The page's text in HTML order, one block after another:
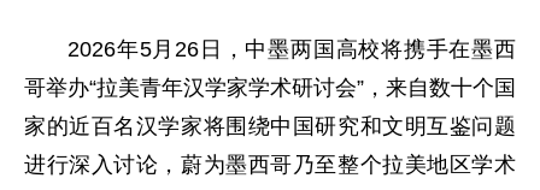
2026年5月26日，中墨两国高校将携手在墨西
哥举办“拉美青年汉学家学术研讨会”，来自数十个国
家的近百名汉学家将围绕中国研究和文明互鉴问题
进行深入讨论，蔚为墨西哥乃至整个拉美地区学术